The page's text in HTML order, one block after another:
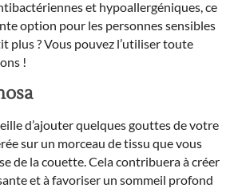
et hypoallergéniques, ce
option pour les personnes sensibles
plus ? Vous pouvez l’utiliser toute
!
d’ajouter quelques gouttes de votre
sur un morceau de tissu que vous
de la couette. Cela contribuera à créer
et à favoriser un sommeil profond